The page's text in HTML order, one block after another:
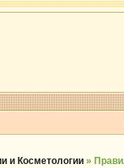
и Косметологии »